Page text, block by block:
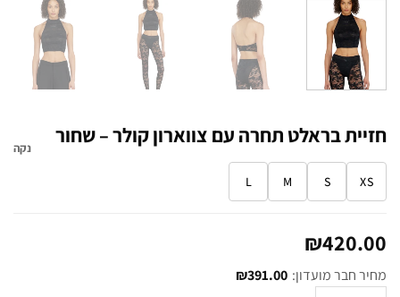
חזיית בראלט תחרה עם צווארון קולר – שחור
XS
S
M
L
נקה
₪420.00
מחיר חבר מועדון: ₪391.00